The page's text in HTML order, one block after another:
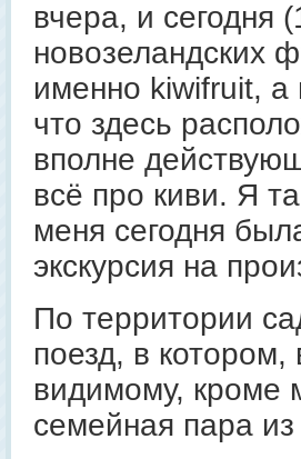
вчера, и сегодня
новозеландских
именно kiwifruit, а
что здесь
вполне
всё про киви. Я
меня сегодня
экскурсия на
По территории
поезд, в
видимому, кроме
семейная пара